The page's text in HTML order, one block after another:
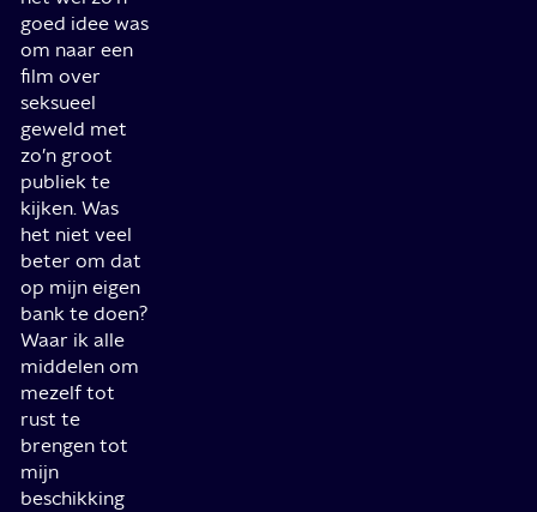
goed idee was
om naar een
film over
seksueel
geweld met
zo’n groot
publiek te
kijken. Was
het niet veel
beter om dat
op mijn eigen
bank te doen?
Waar ik alle
middelen om
mezelf tot
rust te
brengen tot
mijn
beschikking